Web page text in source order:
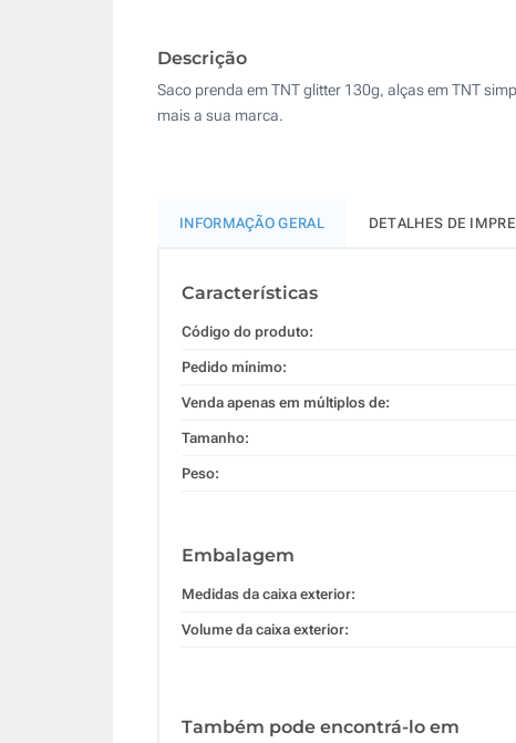
Descrição
Saco prenda em TNT glitter 130g, alças em TNT
mais a sua marca.
INFORMAÇÃO GERAL DETALHES DE
Características
Código do produto:
Pedido mínimo:
Venda apenas em múltiplos de:
Tamanho:
Peso:
Embalagem
Medidas da caixa exterior:
Volume da caixa exterior:
Também pode encontrá-lo em